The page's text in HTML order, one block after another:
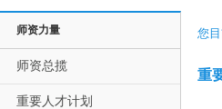
师资力量
师资总揽
重要人才计划
您
重